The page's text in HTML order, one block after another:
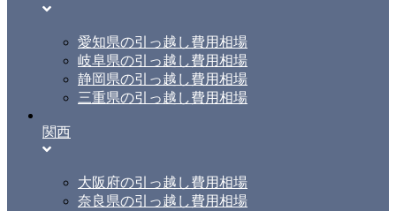
愛知県の引っ越し費用相場
岐阜県の引っ越し費用相場
静岡県の引っ越し費用相場
三重県の引っ越し費用相場
関西
大阪府の引っ越し費用相場
奈良県の引っ越し費用相場